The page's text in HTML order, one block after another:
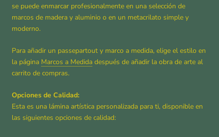
se puede enmarcar profesionalmente en una selección de
marcos de madera y aluminio o en un metacrilato simple y
moderno.
Para añadir un passepartout y marco a medida, elige el estilo en
la página Marcos a Medida después de añadir la obra de arte al
carrito de compras.
Opciones de Calidad:
Esta es una lámina artística personalizada para ti, disponible en
las siguientes opciones de calidad: